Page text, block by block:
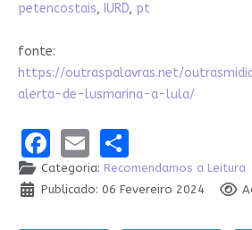
petencostais, IURD, pt
fonte:
https://outraspalavras.net/
alerta-de-lusmarina-a-lula/
Facebook
EmailShare
Categoria: Recomendamos a Leitura
Publicado: 06 Fevereiro 2024